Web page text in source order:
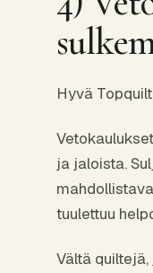
Hyvä
ja jaloista.
tuulettuu
Vältä